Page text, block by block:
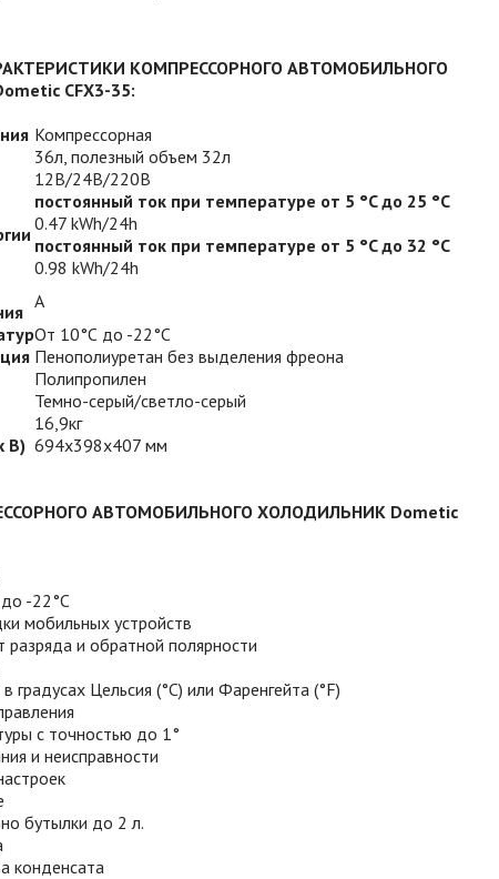
КОМПРЕССОРНОГО АВТОМОБИЛЬНОГО
CFX3-35:
Компрессорная
36л, полезный объем 32л
12В/24В/220В
постоянный ток при температуре от 5 °C до 25 °C
0.47 kWh/24h
постоянный ток при температуре от 5 °C до 32 °C
0.98 kWh/24h
А
От 10°С до -22°С
Пенополиуретан без выделения фреона
Полипропилен
Темно-серый/светло-серый
16,9кг
В) 694х398х407 мм
АВТОМОБИЛЬНОГО ХОЛОДИЛЬНИК Dometic
-22°С
мобильных устройств
и обратной полярности
градусах Цельсия (°С) или Фаренгейта (°F)
с точностью до 1°
и неисправности
бутылки до 2 л.
конденсата